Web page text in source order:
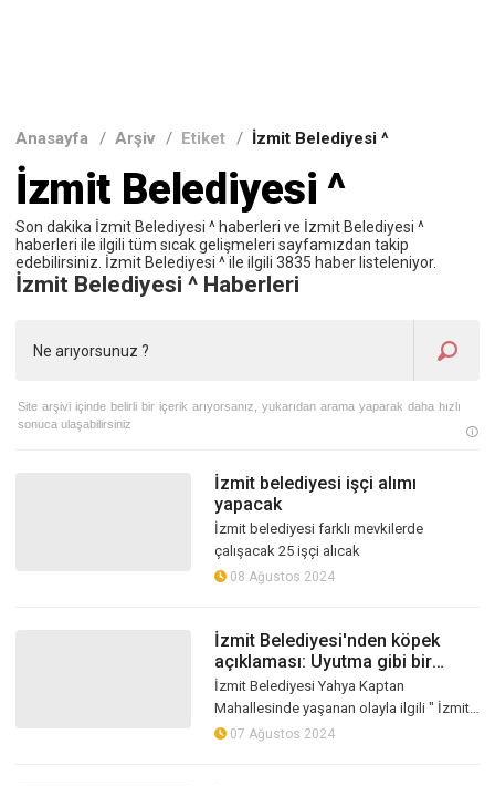
Anasayfa / Arşiv / Etiket / İzmit Belediyesi ^
İzmit Belediyesi ^
Son dakika İzmit Belediyesi ^ haberleri ve İzmit Belediyesi ^
haberleri ile ilgili tüm sıcak gelişmeleri sayfamızdan takip
edebilirsiniz. İzmit Belediyesi ^ ile ilgili 3835 haber listeleniyor.
İzmit Belediyesi ^ Haberleri
İzmit belediyesi işçi alımı
yapacak
İzmit belediyesi farklı mevkilerde
çalışacak 25 işçi alıcak
08 Ağustos 2024
İzmit Belediyesi'nden köpek
açıklaması: Uyutma gibi bir
uygulama söz konusu değil
İzmit Belediyesi Yahya Kaptan
Mahallesinde yaşanan olayla ilgili " İzmit
Belediyesi sahada sadece saldırgan ve
07 Ağustos 2024
Site arşivi içinde belirli bir içerik arıyorsanız, yukarıdan arama yaparak daha hızlı
sonuca ulaşabilirsiniz